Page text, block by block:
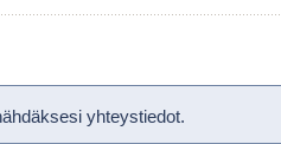
yhteystiedot.